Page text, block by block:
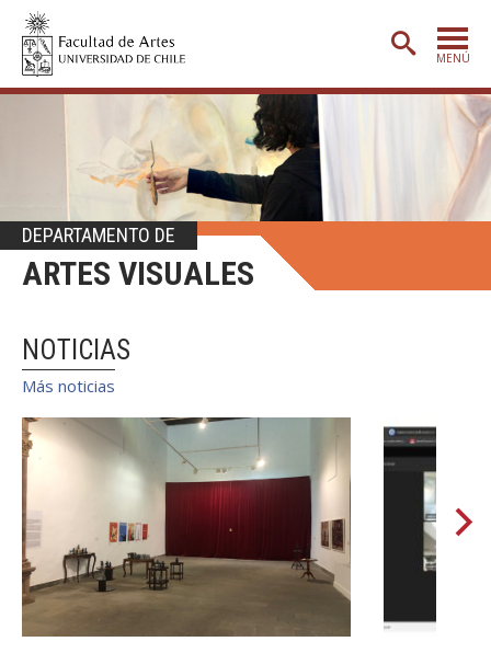
MENÚ
PORTADA
ADMISIÓN
ETAPA BÁSICA
CARRERAS
POSTGRADO
BIBLIOTECA
DEPARTAMENTOS
FACULTAD
Estudiantes
Académicas/os
Funcionarias/os
Egresadas/os
DEPARTAMENTO DE
ARTES VISUALES
NOTICIAS
Más noticias